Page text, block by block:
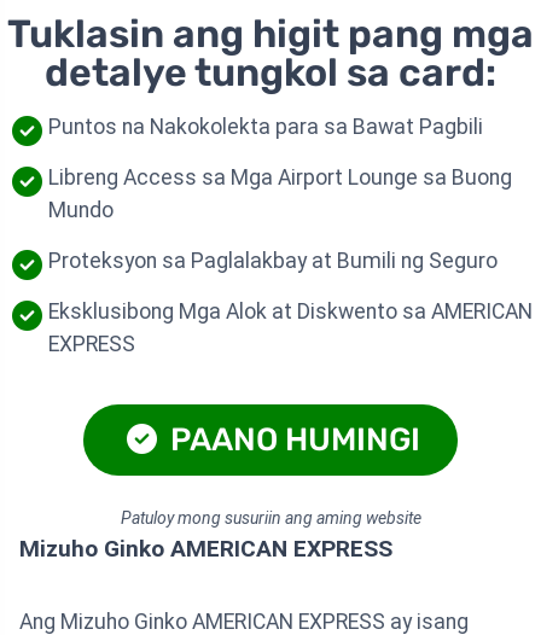
Tuklasin ang higit pang mga
detalye tungkol sa card:
Puntos na Nakokolekta para sa Bawat Pagbili
Libreng Access sa Mga Airport Lounge sa Buong
Mundo
Proteksyon sa Paglalakbay at Bumili ng Seguro
Eksklusibong Mga Alok at Diskwento sa AMERICAN
EXPRESS
PAANO HUMINGI
Patuloy mong susuriin ang aming website
Mizuho Ginko AMERICAN EXPRESS
Ang Mizuho Ginko AMERICAN EXPRESS ay isang